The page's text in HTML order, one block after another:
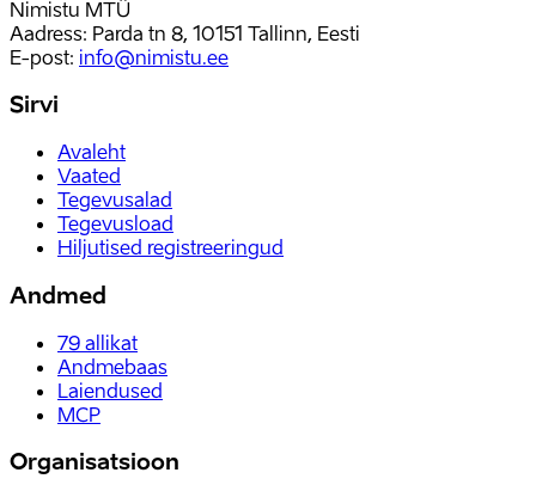
Nimistu MTÜ
Aadress: Parda tn 8, 10151 Tallinn, Eesti
E-post: info@nimistu.ee
Sirvi
Avaleht
Vaated
Tegevusalad
Tegevusload
Hiljutised registreeringud
Andmed
79 allikat
Andmebaas
Laiendused
MCP
Organisatsioon